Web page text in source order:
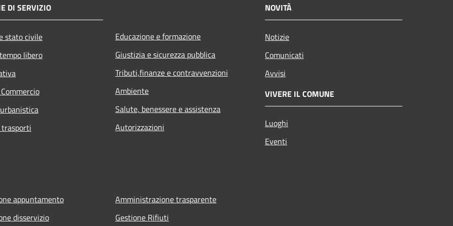
DI SERVIZIO
stato civile
libero
Educazione e formazione
Giustizia e sicurezza pubblica
Tributi,finanze e contravvenzioni
Ambiente
Salute, benessere e assistenza
Autorizzazioni
NOVITÀ
Notizie
Comunicati
Avvisi
VIVERE IL COMUNE
Luoghi
Eventi
appuntamento
disservizio
Amministrazione trasparente
Gestione Rifiuti